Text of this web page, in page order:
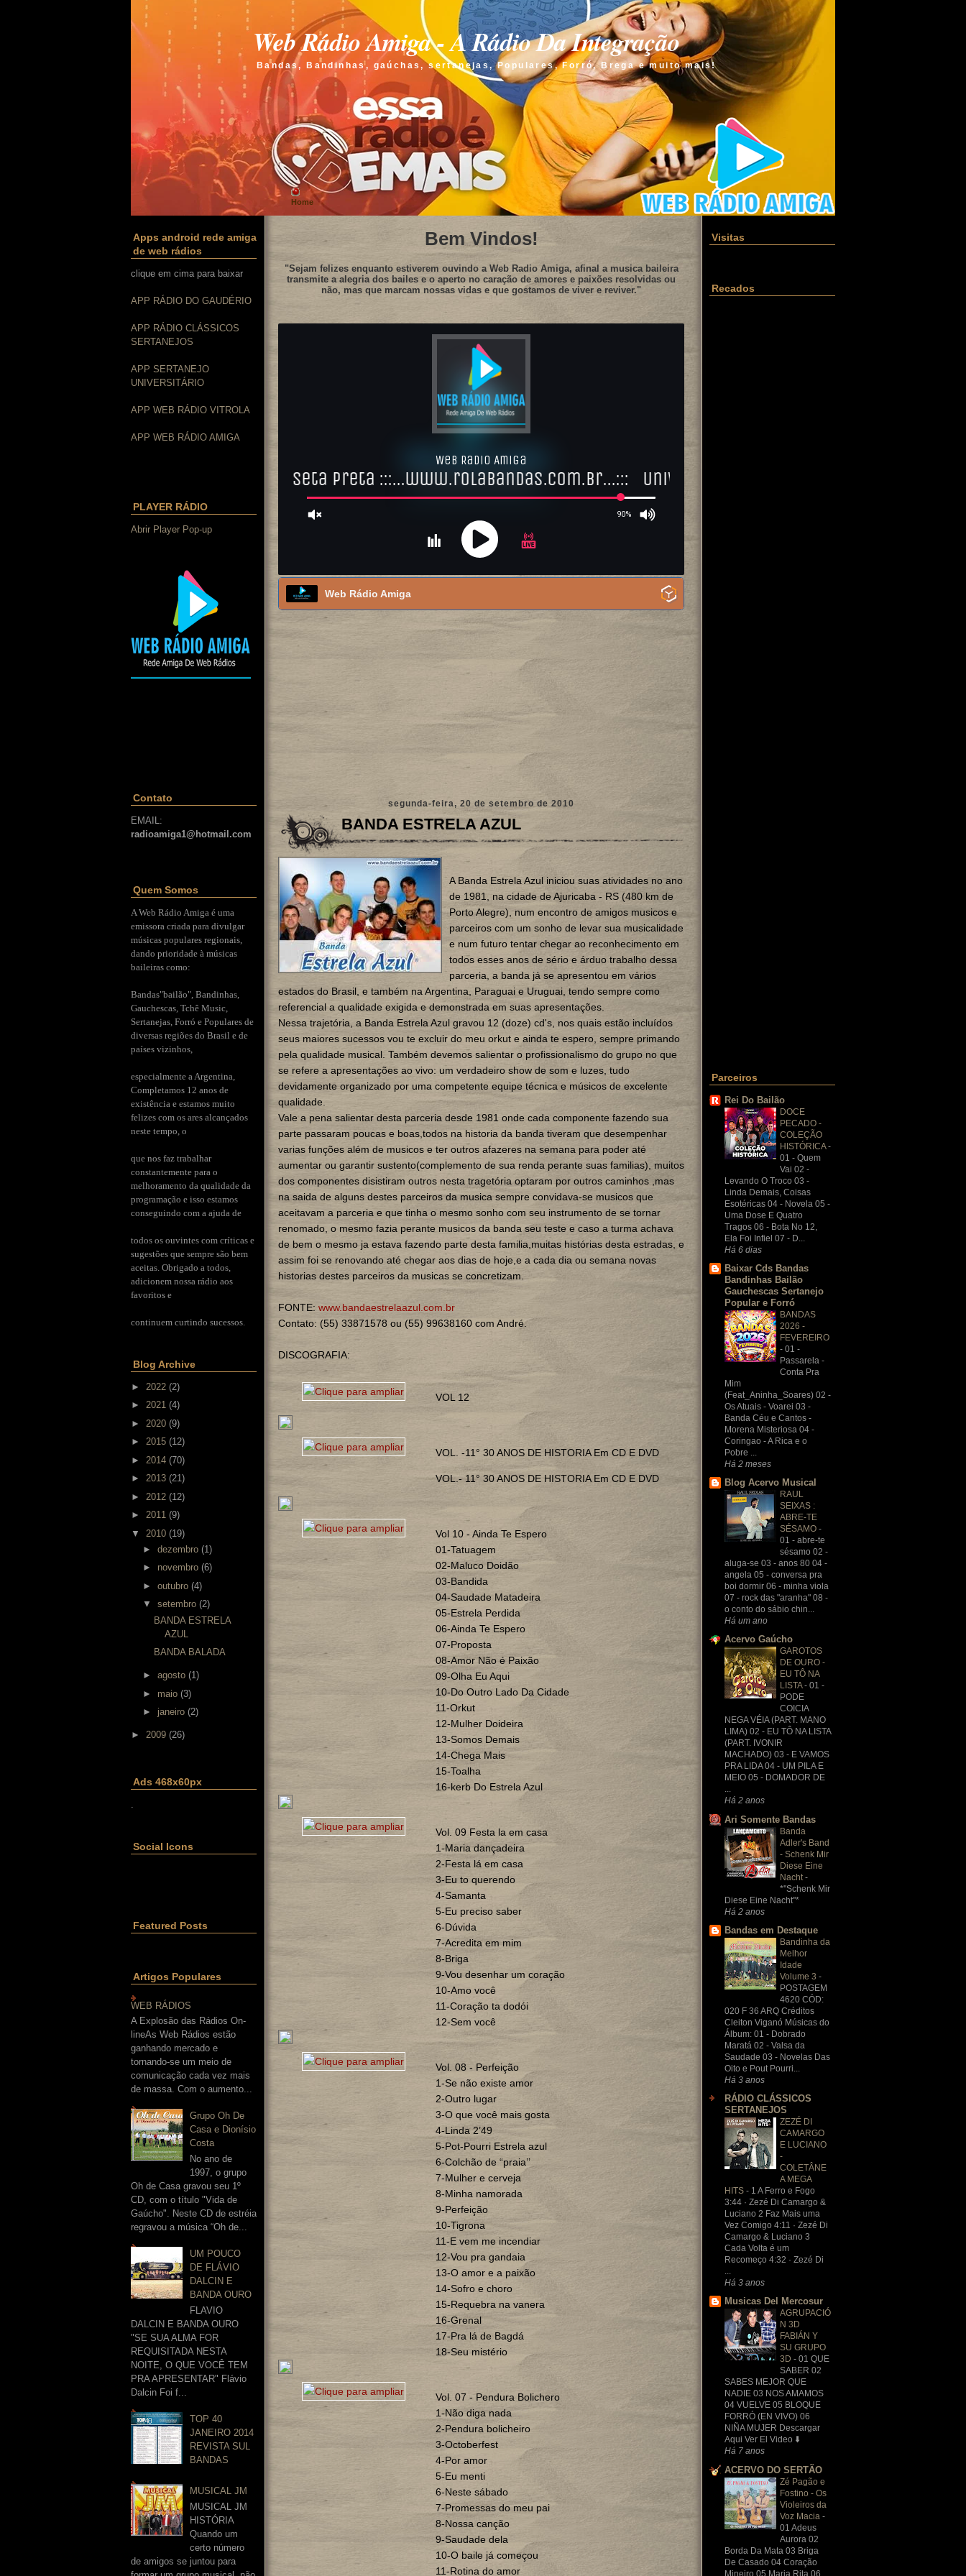
Web Rádio Amiga - A Rádio Da Integração
Bandas, Bandinhas, gaúchas, sertanejas, Populares, Forró, Brega e muito mais!
Home
Apps android rede amiga
de web rádios
clique em cima para baixar
APP RÁDIO DO GAUDÉRIO
APP RÁDIO CLÁSSICOS
SERTANEJOS
APP SERTANEJO
UNIVERSITÁRIO
APP WEB RÁDIO VITROLA
APP WEB RÁDIO AMIGA
PLAYER RÁDIO
Abrir Player Pop-up
Contato
EMAIL:
radioamiga1@hotmail.com
Quem Somos
A Web Rádio Amiga é uma
emissora criada para divulgar
músicas populares regionais,
dando prioridade à músicas
baileiras como:
Bandas"bailão", Bandinhas,
Gauchescas, Tchê Music,
Sertanejas, Forró e Populares de
diversas regiões do Brasil e de
países vizinhos,
especialmente a Argentina,
Completamos 12 anos de
existência e estamos muito
felizes com os ares alcançados
neste tempo, o
que nos faz trabalhar
constantemente para o
melhoramento da qualidade da
programação e isso estamos
conseguindo com a ajuda de
todos os ouvintes com críticas e
sugestões que sempre são bem
aceitas. Obrigado a todos,
adicionem nossa rádio aos
favoritos e
continuem curtindo sucessos.
Blog Archive
► 2022 (2)
► 2021 (4)
► 2020 (9)
► 2015 (12)
► 2014 (70)
► 2013 (21)
► 2012 (12)
► 2011 (9)
▼ 2010 (19)
► dezembro (1)
► novembro (6)
► outubro (4)
▼ setembro (2)
BANDA ESTRELA
AZUL
BANDA BALADA
► agosto (1)
► maio (3)
► janeiro (2)
► 2009 (26)
Ads 468x60px
Social Icons
Featured Posts
Artigos Populares
WEB RÁDIOS
A Explosão das Rádios On-
lineAs Web Rádios estão
ganhando mercado e
tornando-se um meio de
comunicação cada vez mais
de massa. Com o aumento...
Grupo Oh De
Casa e Dionísio
Costa
No ano de
1997, o grupo
Oh de Casa gravou seu 1º
CD, com o título "Vida de
Gaúcho". Neste CD de estréia
regravou a música “Oh de...
UM POUCO
DE FLÁVIO
DALCIN E
BANDA OURO
FLAVIO
DALCIN E BANDA OURO
"SE SUA ALMA FOR
REQUISITADA NESTA
NOITE, O QUE VOCÊ TEM
PRA APRESENTAR" Flávio
Dalcin Foi f...
TOP 40
JANEIRO 2014
REVISTA SUL
BANDAS
MUSICAL JM
MUSICAL JM
HISTÓRIA
Quando um
certo número
de amigos se juntou para
Bem Vindos!
"Sejam felizes enquanto estiverem ouvindo a Web Radio Amiga, afinal a musica baileira
transmite a alegria dos bailes e o aperto no caração de amores e paixões resolvidas ou
não, mas que marcam nossas vidas e que gostamos de viver e reviver."
Web Rádio Amiga
segunda-feira, 20 de setembro de 2010
BANDA ESTRELA AZUL
A Banda Estrela Azul iniciou suas atividades no ano
de 1981, na cidade de Ajuricaba - RS (480 km de
Porto Alegre), num encontro de amigos musicos e
parceiros com um sonho de levar sua musicalidade
e num futuro tentar chegar ao reconhecimento em
todos esses anos de sério e árduo trabalho dessa
parceria, a banda já se apresentou em vários
estados do Brasil, e também na Argentina, Paraguai e Uruguai, tendo sempre como
referencial a qualidade exigida e demonstrada em suas apresentações.
Nessa trajetória, a Banda Estrela Azul gravou 12 (doze) cd's, nos quais estão incluídos
seus maiores sucessos vou te excluir do meu orkut e ainda te espero, sempre primando
pela qualidade musical. Também devemos salientar o profissionalismo do grupo no que
se refere a apresentações ao vivo: um verdadeiro show de som e luzes, tudo
devidamente organizado por uma competente equipe técnica e músicos de excelente
qualidade.
Vale a pena salientar desta parceria desde 1981 onde cada componente fazendo sua
parte passaram poucas e boas,todos na historia da banda tiveram que desempenhar
varias funções além de musicos e ter outros afazeres na semana para poder até
aumentar ou garantir sustento(complemento de sua renda perante suas familias), muitos
dos componentes disistiram outros nesta tragetória optaram por outros caminhos ,mas
na saida de alguns destes parceiros da musica sempre convidava-se musicos que
aceitavam a parceria e que tinha o mesmo sonho com seu instrumento de se tornar
renomado, o mesmo fazia perante musicos da banda seu teste e caso a turma achava
de bem o mesmo ja estava fazendo parte desta familia,muitas histórias desta estradas, e
assim foi se renovando até chegar aos dias de hoje,e a cada dia ou semana novas
historias destes parceiros da musicas se concretizam.
FONTE: www.bandaestrelaazul.com.br
Contato: (55) 33871578 ou (55) 99638160 com André.
DISCOGRAFIA:
VOL 12
VOL. -11° 30 ANOS DE HISTORIA Em CD E DVD
VOL.- 11° 30 ANOS DE HISTORIA Em CD E DVD
Vol 10 - Ainda Te Espero
01-Tatuagem
02-Maluco Doidão
03-Bandida
04-Saudade Matadeira
05-Estrela Perdida
06-Ainda Te Espero
07-Proposta
08-Amor Não é Paixão
09-Olha Eu Aqui
10-Do Outro Lado Da Cidade
11-Orkut
12-Mulher Doideira
13-Somos Demais
14-Chega Mais
15-Toalha
16-kerb Do Estrela Azul
Vol. 09 Festa la em casa
1-Maria dançadeira
2-Festa lá em casa
3-Eu to querendo
4-Samanta
5-Eu preciso saber
6-Dúvida
7-Acredita em mim
8-Briga
9-Vou desenhar um coração
10-Amo você
11-Coração ta dodói
12-Sem você
Vol. 08 - Perfeição
1-Se não existe amor
2-Outro lugar
3-O que você mais gosta
4-Linda 2’49
5-Pot-Pourri Estrela azul
6-Colchão de “praia’’
7-Mulher e cerveja
8-Minha namorada
9-Perfeição
10-Tigrona
11-E vem me incendiar
12-Vou pra gandaia
13-O amor e a paixão
14-Sofro e choro
15-Requebra na vanera
16-Grenal
17-Pra lá de Bagdá
18-Seu mistério
Vol. 07 - Pendura Bolichero
1-Não diga nada
2-Pendura bolicheiro
3-Octoberfest
4-Por amor
5-Eu menti
6-Neste sábado
7-Promessas do meu pai
8-Nossa canção
9-Saudade dela
10-O baile já começou
11-Rotina do amor
Visitas
Recados
Parceiros
Rei Do Bailão
DOCE
PECADO -
COLEÇÃO
HISTÓRICA-
01 - Quem
Vai 02 -
Levando O Troco 03 -
Linda Demais, Coisas
Esotéricas 04 - Novela 05 -
Uma Dose E Quatro
Tragos 06 - Bota No 12,
Ela Foi Infiel 07 - D...
Há 6 dias
Baixar Cds Bandas
Bandinhas Bailão
Gauchescas Sertanejo
Popular e Forró
BANDAS
2026 -
FEVEREIRO
- 01 -
Passarela -
Conta Pra
Mim
(Feat_Aninha_Soares) 02 -
Os Atuais - Voarei 03 -
Banda Céu e Cantos -
Morena Misteriosa 04 -
Coringao - A Rica e o
Pobre ...
Há 2 meses
Blog Acervo Musical
RAUL
SEIXAS :
ABRE-TE
SÉSAMO -
01 - abre-te
sésamo 02 -
aluga-se 03 - anos 80 04 -
angela 05 - conversa pra
boi dormir 06 - minha viola
07 - rock das "aranha" 08 -
o conto do sábio chin...
Há um ano
Acervo Gaúcho
GAROTOS
DE OURO -
EU TÔ NA
LISTA- 01 -
PODE
COICIA
NEGA VÉIA (PART. MANO
LIMA) 02 - EU TÔ NA LISTA
(PART. IVONIR
MACHADO) 03 - E VAMOS
PRA LIDA 04 - UM PILA E
MEIO 05 - DOMADOR DE
...
Há 2 anos
Ari Somente Bandas
Banda
Adler's Band
- Schenk Mir
Diese Eine
Nacht -
*''Schenk Mir
Diese Eine Nacht''*
Há 2 anos
Bandas em Destaque
Bandinha da
Melhor
Idade
Volume 3 -
POSTAGEM
4620 CÓD:
020 F 36 ARQ Créditos
Cleiton Viganó Músicas do
Álbum: 01 - Dobrado
Maratá 02 - Valsa da
Saudade 03 - Novelas Das
Oito e Pout Pourri...
Há 3 anos
RÁDIO CLÁSSICOS
SERTANEJOS
ZEZÉ DI
CAMARGO
E LUCIANO
-
COLETÂNE
A MEGA
HITS - 1 A Ferro e Fogo
3:44 · Zezé Di Camargo &
Luciano 2 Faz Mais uma
Vez Comigo 4:11 · Zezé Di
Camargo & Luciano 3
Cada Volta é um
Recomeço 4:32 · Zezé Di
...
Há 3 anos
Musicas Del Mercosur
AGRUPACIÓ
N 3D
FABIÁN Y
SU GRUPO
3D - 01 QUE
SABER 02
SABES MEJOR QUE
NADIE 03 NOS AMAMOS
04 VUELVE 05 BLOQUE
FORRÓ (EN VIVO) 06
NIÑA MUJER Descargar
Aqui Ver El Video ⬇️
Há 7 anos
ACERVO DO SERTÃO
Zé Pagão e
Fostino - Os
Violeiros da
Voz Macia -
01 Adeus
Aurora 02
Borda Da Mata 03 Briga
De Casado 04 Coração
Mineiro 05 Maria Rita 06